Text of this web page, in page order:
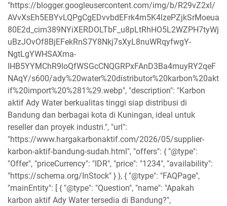
"https://blogger.googleusercontent.com/img/b/R29vZ2xl/
AVvXsEh5EBYvLQPgCgEDvvbdEFrk4m5K4lzePZjkSrMoeua
80E2d_cim389NYiXERDOLTbF_u8pLtRhHO5L2WZPH7tyWj
uBzJOvOf8BjEFekRnS7Y8Nkj7sXyL8nuWRqyfwgY-
NgtLgYWHSAXma-
IHB5YYMChR9loQfWSGcCNQGRPxFAnD3Ba4muyRY2qeF
NAqY/s600/ady%20water%20distributor%20karbon%20akt
if%20import%20%281%29.webp", "description": "Karbon
aktif Ady Water berkualitas tinggi siap distribusi di
Bandung dan berbagai kota di Kuningan, ideal untuk
reseller dan proyek industri.", "url":
"https://www.hargakarbonaktif.com/2026/05/supplier-
karbon-aktif-bandung-sudah.html", "offers": { "@type":
"Offer", "priceCurrency": "IDR", "price": "1234", "availability":
"https://schema.org/InStock" } }, { "@type": "FAQPage",
"mainEntity": [ { "@type": "Question", "name": "Apakah
karbon aktif Ady Water tersedia di Bandung?",